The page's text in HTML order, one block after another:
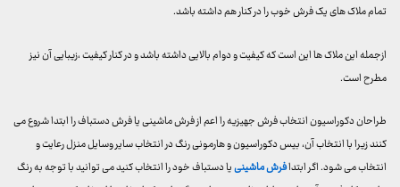
تمام ملاک های یک فرش خوب را در کنار هم داشته باشد.
ازجمله این ملاک ها این است که کیفیت و دوام بالایی داشته باشد و در کنار کیفیت ،زیبایی آن نیز
مطرح است.
طراحان دکوراسیون انتخاب فرش جهیزیه را اعم از فرش ماشینی یا فرش دستباف را ابتدا شروع می
کنند زیرا با انتخاب آن، بیس دکوراسیون و هارمونی رنگ در انتخاب سایر وسایل منزل رعایت و
انتخاب می شود. اگر ابتدافرش ماشینییا دستباف خود را انتخاب کنید می توانید با توجه به رنگ